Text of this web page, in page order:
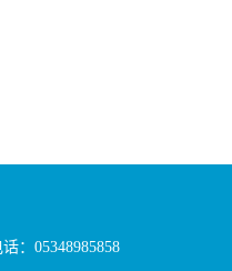
话：05348985858